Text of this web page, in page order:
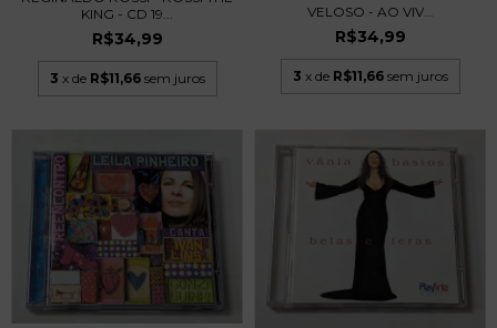
KING - CD 19...
R$34,99
3 x de R$11,66 sem juros
VELOSO - AO VIV...
R$34,99
3 x de R$11,66 sem juros